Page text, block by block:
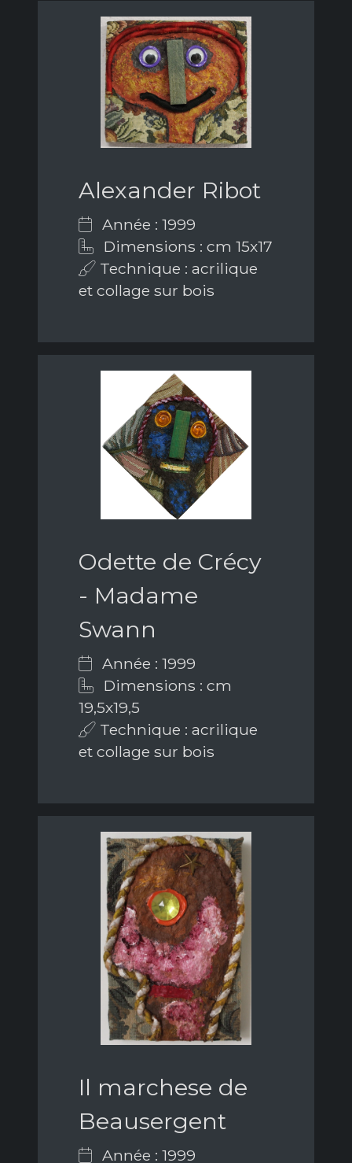
Alexander Ribot
Année : 1999
Dimensions : cm 15x17
Technique : acrilique
et collage sur bois
Odette de Crécy
- Madame
Swann
Année : 1999
Dimensions : cm
19,5x19,5
Technique : acrilique
et collage sur bois
Il marchese de
Beausergent
Année : 1999